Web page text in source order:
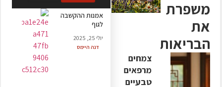
משפרת
את
הבריאות
צמחים
מרפאים
טבעיים
אמנות ההקשבה
לגוף
דנה היימס
יולי 25, 2025